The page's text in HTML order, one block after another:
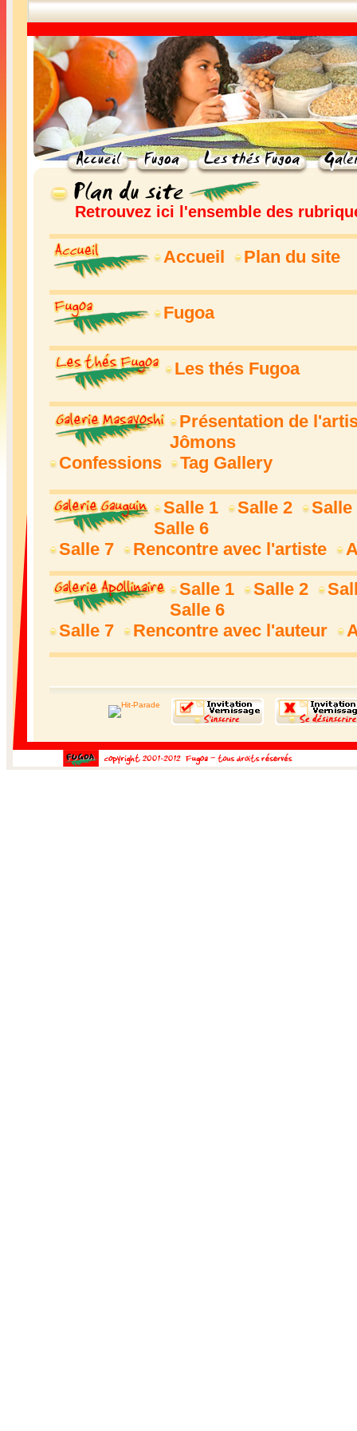
Retrouvez ici l'ensemble des
Accueil Plan du site
Fugoa
Les thés Fugoa
Présentation de
Jômons
Confessions
Tag Gallery
Salle 1 Salle 2
Salle 6
Salle 7
Rencontre avec l'artiste
Salle 1
Salle 2
Salle 6
Salle 7
Rencontre avec l'auteur